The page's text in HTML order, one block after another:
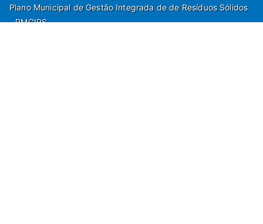
Plano Municipal de Gestão Integrada de de Resíduos Sólidos
- PMGIRS